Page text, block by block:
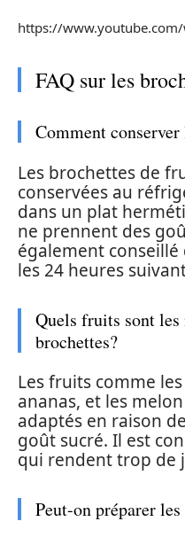
https://www.youtube.com/
FAQ sur les
Comment
Les brochettes de
conservées au
dans un plat
ne prennent des
également
les 24 heures
Quels fruits sont
brochettes?
Les fruits comme
ananas, et les
adaptés en raison
goût sucré. Il est
qui rendent trop de
Peut-on préparer